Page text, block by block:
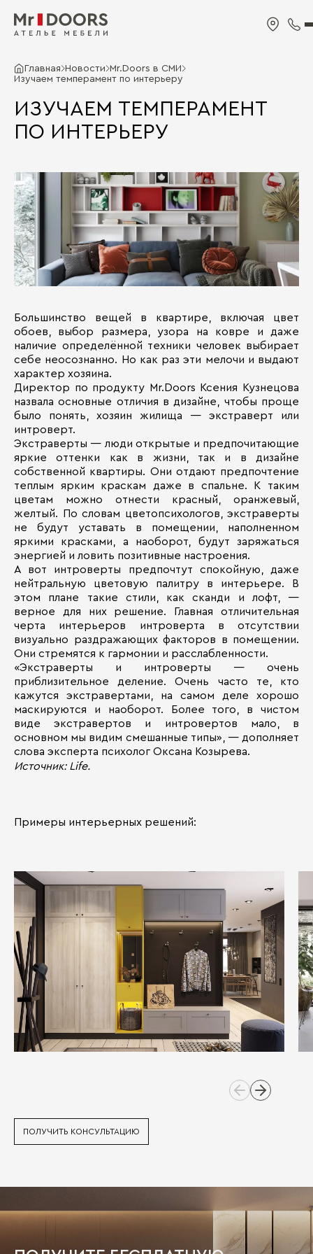
Главная Новости Mr.Doors в СМИ
Изучаем темперамент по интерьеру
ИЗУЧАЕМ ТЕМПЕРАМЕНТ
ПО ИНТЕРЬЕРУ
Большинство вещей в квартире, включая цвет
обоев, выбор размера, узора на ковре и даже
наличие определённой техники человек выбирает
себе неосознанно. Но как раз эти мелочи и выдают
характер хозяина.
Директор по продукту Mr.Doors Ксения Кузнецова
назвала основные отличия в дизайне, чтобы проще
было понять, хозяин жилища — экстраверт или
интроверт.
Экстраверты — люди открытые и предпочитающие
яркие оттенки как в жизни, так и в дизайне
собственной квартиры. Они отдают предпочтение
теплым ярким краскам даже в спальне. К таким
цветам можно отнести красный, оранжевый,
желтый. По словам цветопсихологов, экстраверты
не будут уставать в помещении, наполненном
яркими красками, а наоборот, будут заряжаться
энергией и ловить позитивные настроения.
А вот интроверты предпочтут спокойную, даже
нейтральную цветовую палитру в интерьере. В
этом плане такие стили, как сканди и лофт, —
верное для них решение. Главная отличительная
черта интерьеров интроверта в отсутствии
визуально раздражающих факторов в помещении.
Они стремятся к гармонии и расслабленности.
«Экстраверты и интроверты — очень
приблизительное деление. Очень часто те, кто
кажутся экстравертами, на самом деле хорошо
маскируются и наоборот. Более того, в чистом
виде экстравертов и интровертов мало, в
основном мы видим смешанные типы», — дополняет
слова эксперта психолог Оксана Козырева.
Источник: Life.
Примеры интерьерных решений:
ПОЛУЧИТЬ КОНСУЛЬТАЦИЮ